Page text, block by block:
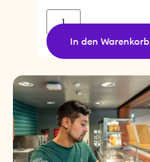
In den Warenkorb